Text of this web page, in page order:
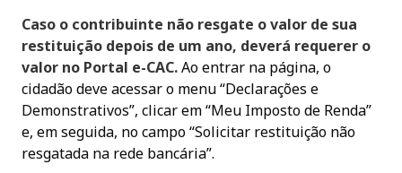
Caso o contribuinte não resgate o valor de sua
restituição depois de um ano, deverá requerer o
valor no Portal e-CAC.Ao entrar na página, o
cidadão deve acessar o menu “Declarações e
Demonstrativos”, clicar em “Meu Imposto de Renda”
e, em seguida, no campo “Solicitar restituição não
resgatada na rede bancária”.